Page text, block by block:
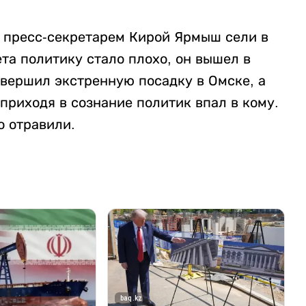
секретарем Кирой Ярмыш сели в
политику стало плохо, он вышел в
экстренную посадку в Омске, а
в сознание политик впал в кому.
отравили.